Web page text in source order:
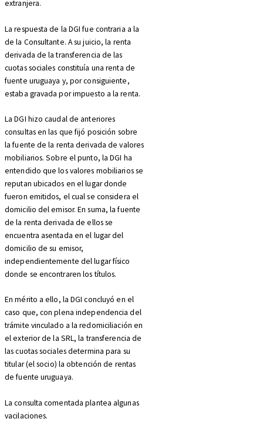
extranjera.
La respuesta de la DGI fue contraria a la
de la Consultante. A su juicio, la renta
derivada de la transferencia de las
cuotas sociales constituía una renta de
fuente uruguaya y, por consiguiente,
estaba gravada por impuesto a la renta.
La DGI hizo caudal de anteriores
consultas en las que fijó posición sobre
la fuente de la renta derivada de valores
mobiliarios. Sobre el punto, la DGI ha
entendido que los valores mobiliarios se
reputan ubicados en el lugar donde
fueron emitidos, el cual se considera el
domicilio del emisor. En suma, la fuente
de la renta derivada de ellos se
encuentra asentada en el lugar del
domicilio de su emisor,
independientemente del lugar físico
donde se encontraren los títulos.
En mérito a ello, la DGI concluyó en el
caso que, con plena independencia del
trámite vinculado a la redomiciliación en
el exterior de la SRL, la transferencia de
las cuotas sociales determina para su
titular (el socio) la obtención de rentas
de fuente uruguaya.
La consulta comentada plantea algunas
vacilaciones.